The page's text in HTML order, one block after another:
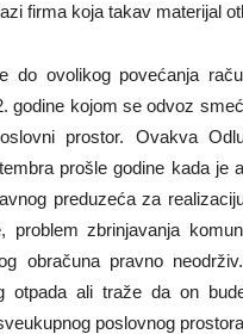
firma koja takav materijal
ovolikog povećanja
godine kojom se odvoz
prostor. Ovakva
prošle godine kada
preduzeća za
problem zbrinjavanja
obračuna pravno
otpada ali traže da on
poslovnog